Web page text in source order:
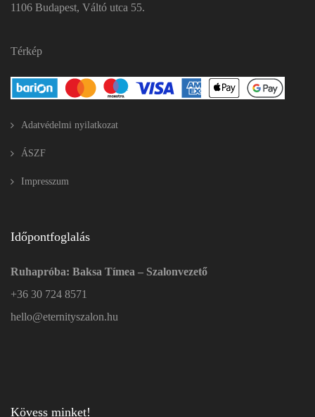
1106 Budapest, Váltó utca 55.
Térkép
Adatvédelmi nyilatkozat
ÁSZF
Impresszum
Időpontfoglalás
Ruhapróba: Baksa Tímea – Szalonvezető
+36 30 724 8571
hello@eternityszalon.hu
Kövess minket!